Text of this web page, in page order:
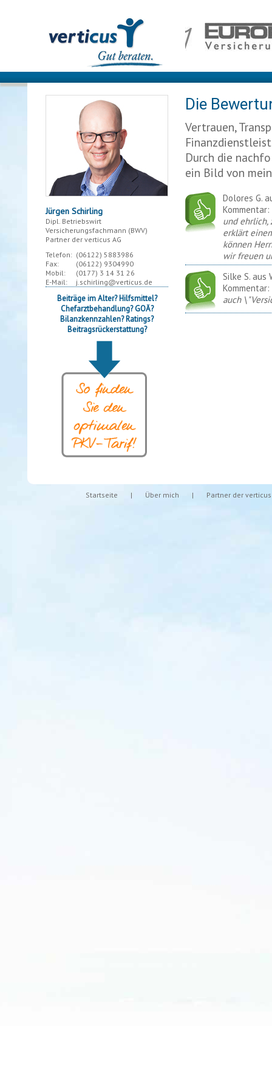
Jürgen Schirling
Dipl. Betriebswirt
Versicherungsfachmann (BWV)
Partner der verticus AG
Telefon: (06122) 5883986
Fax:
(06122) 9304990
Mobil:
(0177) 3 14 31 26
E-Mail:
j.schirling@verticus.de
Beiträge im Alter? Hilfsmittel?
Chefarztbehandlung? GOÄ?
Bilanzkennzahlen? Ratings?
Beitragsrückerstattung?
Die
Vertrauen,
Durch die
ein Bild von
Dolores G.
Kommentar:
und ehrlich,
erklärt
können
wir freuen
Silke S. aus
Kommentar:
auch
Startseite | Über mich | Partner der verticus